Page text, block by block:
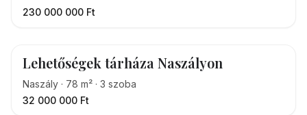
230 000 000 Ft
Lehetőségek tárháza Naszályon
Naszály · 78 m² · 3 szoba
32 000 000 Ft